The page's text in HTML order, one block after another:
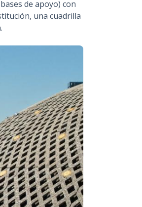
de apoyo) con
una cuadrilla